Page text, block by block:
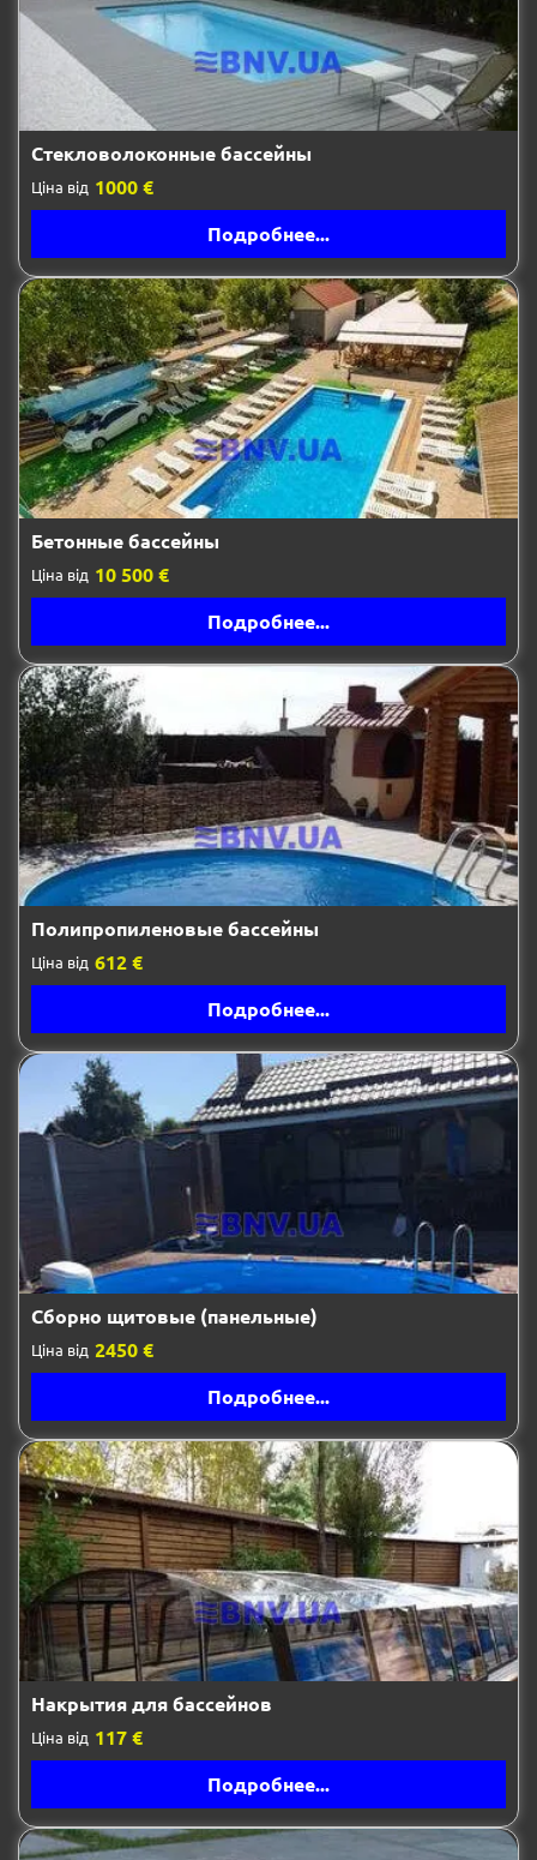
Стекловолоконные бассейны
Ціна від 1000 €
Подробнее...
Бетонные бассейны
Ціна від 10 500 €
Подробнее...
Полипропиленовые бассейны
Ціна від 612 €
Подробнее...
Сборно щитовые (панельные)
Ціна від 2450 €
Подробнее...
Накрытия для бассейнов
Ціна від 117 €
Подробнее...